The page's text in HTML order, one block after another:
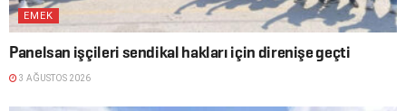
EMEK
Panelsan işçileri sendikal hakları için direnişe geçti
3 AĞUSTOS 2026